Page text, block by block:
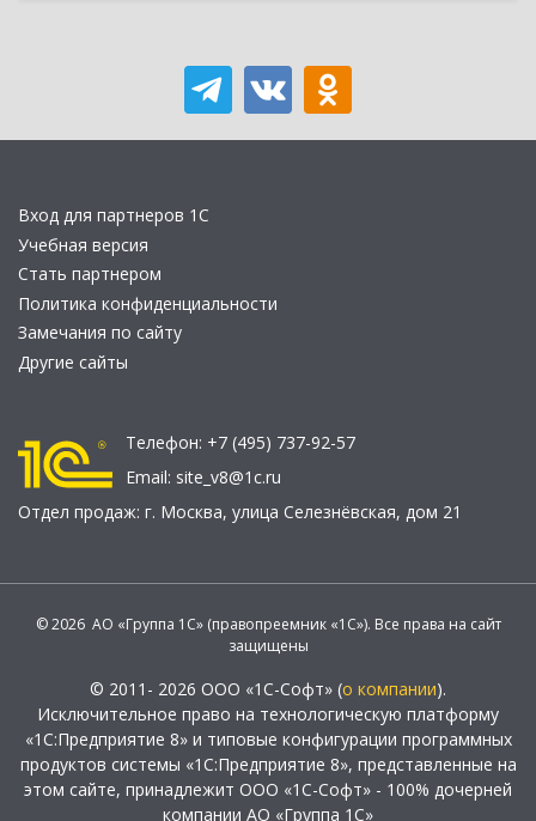
Вход для партнеров 1С
Учебная версия
Стать партнером
Политика конфиденциальности
Замечания по сайту
Другие сайты
Телефон: +7 (495) 737-92-57
Email: site_v8@1c.ru
Отдел продаж: г. Москва, улица Селезнёвская, дом 21
© 2026 АО «Группа 1С» (правопреемник «1С»). Все права на сайт
защищены
© 2011- 2026 ООО «1С-Софт» (о компании).
Исключительное право на технологическую платформу
«1С:Предприятие 8» и типовые конфигурации программных
продуктов системы «1С:Предприятие 8», представленные на
этом сайте, принадлежит ООО «1С-Софт» - 100% дочерней
компании АО «Группа 1С»